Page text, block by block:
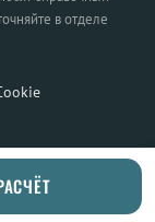
в отделе